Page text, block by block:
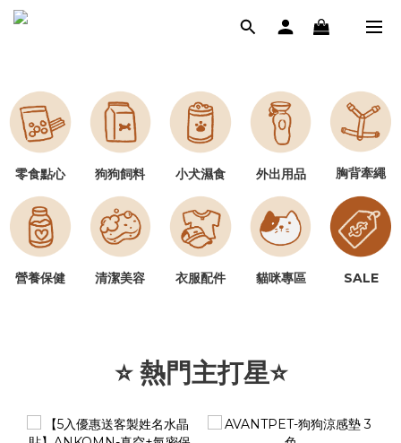
零食點心 狗狗飼料 小犬濕食 外出用品 胸背牽繩
營養保健 清潔美容 衣服配件 貓咪專區 SALE
⭐ 熱門主打星⭐